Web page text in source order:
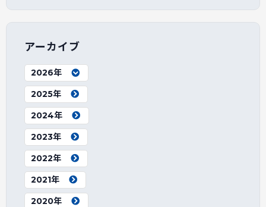
アーカイブ
2026年
2025年
2024年
2023年
2022年
2021年
2020年